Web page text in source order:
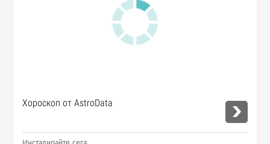
Хороскоп от AstroData